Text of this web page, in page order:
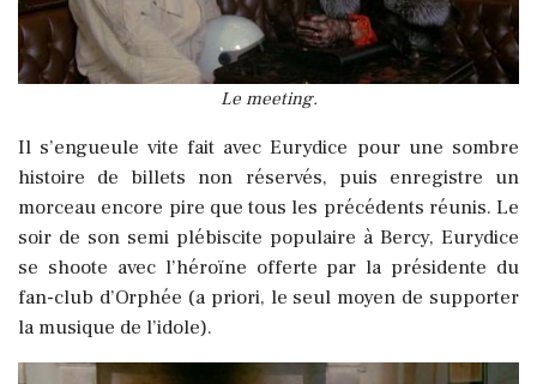
Le meeting.
Il s’engueule vite fait avec Eurydice pour une sombre
histoire de billets non réservés, puis enregistre un
morceau encore pire que tous les précédents réunis. Le
soir de son semi plébiscite populaire à Bercy, Eurydice
se shoote avec l’héroïne offerte par la présidente du
fan-club d’Orphée (a priori, le seul moyen de supporter
la musique de l’idole).